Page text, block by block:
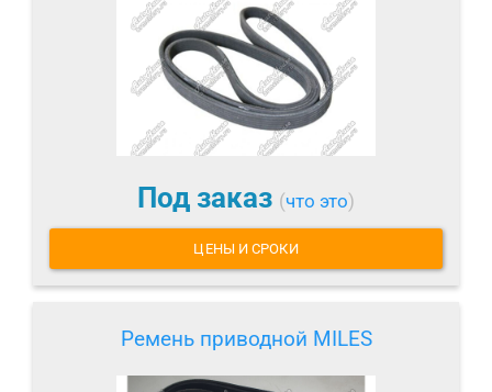
Под заказ (что это)
ЦЕНЫ И СРОКИ
Ремень приводной MILES